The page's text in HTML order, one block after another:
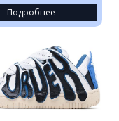
Подробнее